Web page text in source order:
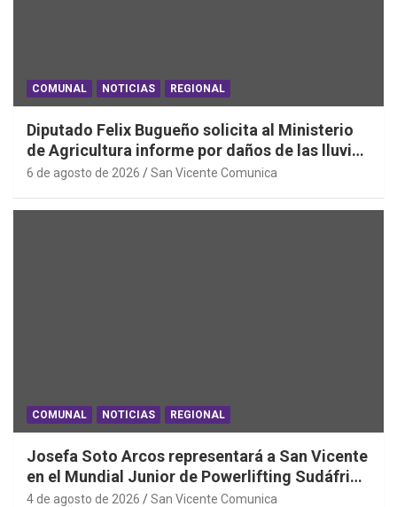
COMUNAL NOTICIAS REGIONAL
Diputado Felix Bugueño solicita al Ministerio
de Agricultura informe por daños de las lluvias
en la Región de O´Higgins
6 de agosto de 2026 San Vicente Comunica
COMUNAL NOTICIAS REGIONAL
Josefa Soto Arcos representará a San Vicente
en el Mundial Junior de Powerlifting Sudáfrica
2026
4 de agosto de 2026 San Vicente Comunica